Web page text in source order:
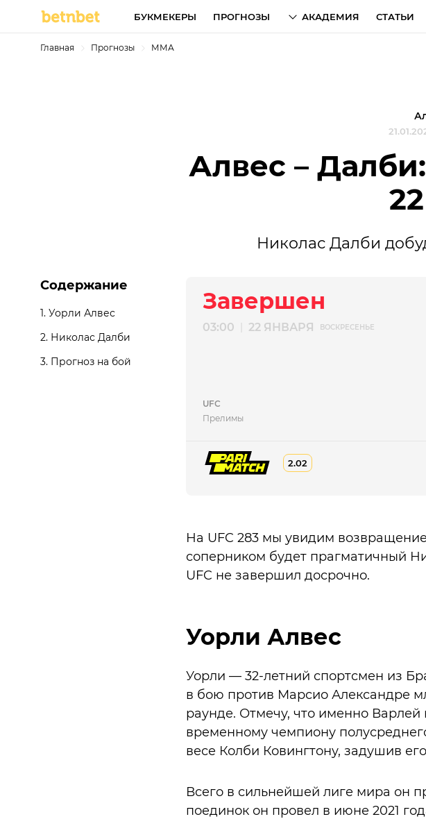
БУКМЕКЕРЫ ПРОГНОЗЫ АКАДЕМИЯ СТАТЬИ
Главная Прогнозы ММА
Алвес –
Николас Далби
Содержание
1. Уорли Алвес
2. Николас Далби
3. Прогноз на бой
Завершен
03:00 22 ЯНВАРЯ ВОСКРЕСЕНЬЕ
UFC
Прелимы
2.02
На UFC 283 мы увидим
соперником будет прагматичный
UFC не завершил досрочно.
Уорли Алвес
Уорли — 32-летний спортсмен из
в бою против Марсио Александре
раунде. Отмечу, что именно
временному чемпиону
весе Колби Ковингтону, задушив
Всего в сильнейшей лиге мира он
поединок он провел в июне 2021